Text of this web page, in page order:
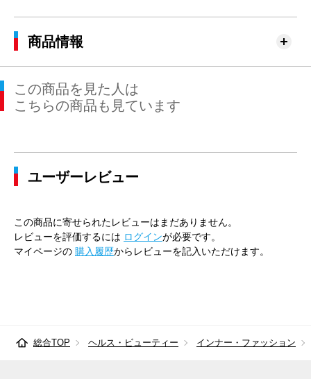
商品情報
この商品を見た人は
こちらの商品も見ています
ユーザーレビュー
この商品に寄せられたレビューはまだありません。
レビューを評価するには ログインが必要です。
マイページの 購入履歴からレビューを記入いただけます。
総合TOP ヘルス・ビューティー インナー・ファッション